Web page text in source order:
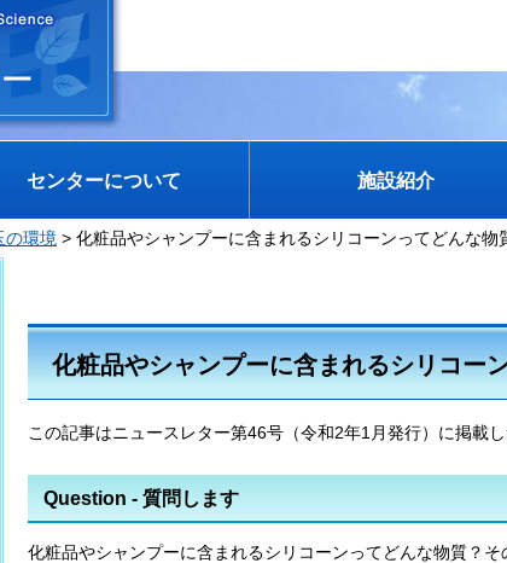
センターについて 施設紹介
の環境 > 化粧品やシャンプーに含まれるシリコーンってどんな物
化粧品やシャンプーに含まれるシリコー
この記事はニュースレター第46号（令和2年1月発行）に掲載し
Question - 質問します
化粧品やシャンプーに含まれるシリコーンってどんな物質？そ